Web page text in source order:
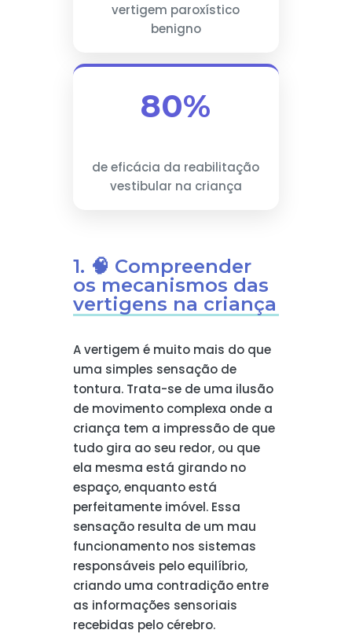
vertigem paroxístico
benigno
80%
de eficácia da reabilitação
vestibular na criança
1. 🧠 Compreender
os mecanismos das
vertigens na criança
A vertigem é muito mais do que
uma simples sensação de
tontura. Trata-se de uma ilusão
de movimento complexa onde a
criança tem a impressão de que
tudo gira ao seu redor, ou que
ela mesma está girando no
espaço, enquanto está
perfeitamente imóvel. Essa
sensação resulta de um mau
funcionamento nos sistemas
responsáveis pelo equilíbrio,
criando uma contradição entre
as informações sensoriais
recebidas pelo cérebro.